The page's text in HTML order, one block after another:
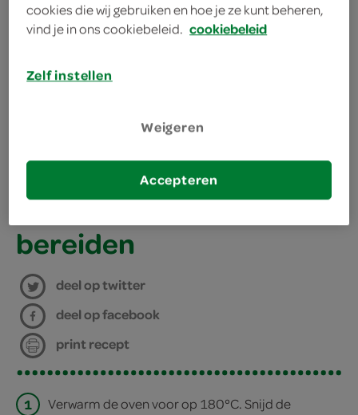
750 gram aardappels
4 cocktailprikkers
bereiden
deel op twitter
deel op facebook
print recept
1
Verwarm de oven voor op 180°C. Snijd de
cookies die wij gebruiken en hoe je ze kunt beheren,
vind je in ons cookiebeleid. cookiebeleid
Zelf instellen
Weigeren
Accepteren